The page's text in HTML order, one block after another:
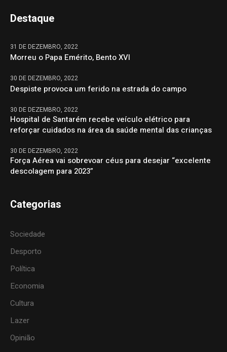
Destaque
31 DE DEZEMBRO, 2022
Morreu o Papa Emérito, Bento XVI
30 DE DEZEMBRO, 2022
Despiste provoca um ferido na estrada do campo
30 DE DEZEMBRO, 2022
Hospital de Santarém recebe veículo elétrico para
reforçar cuidados na área da saúde mental das crianças
30 DE DEZEMBRO, 2022
Força Aérea vai sobrevoar céus para desejar “excelente
descolagem para 2023”
Categorias
Sociedade
Desporto
Política
Economia
Cultura
Lazer
Opinião